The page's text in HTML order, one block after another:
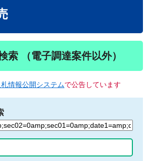
索 （電子調達案件以外）
札情報公開システムで公告しています